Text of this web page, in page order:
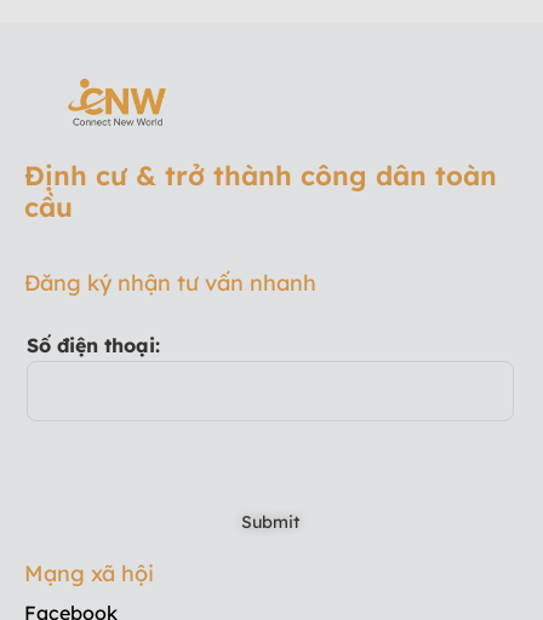
Định cư & trở thành công dân toàn
cầu
Đăng ký nhận tư vấn nhanh
Số điện thoại:
Mạng xã hội
Facebook